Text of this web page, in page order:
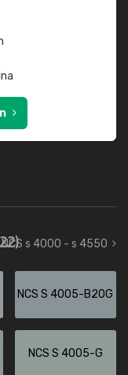
NCS s 4000 - s 4550
NCS S 4005-B20G
NCS S 4005-G